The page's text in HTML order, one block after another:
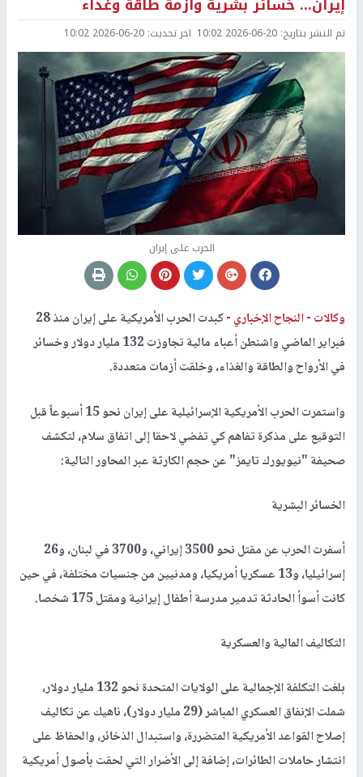
إيران... خسائر بشرية وأزمة طاقة وغذاء
تم النشر بتاريخ: 2026-06-20 10:02 اخر تحديث: 2026-06-20 10:02
الحرب على إيران
وكالات -النجاح الإخباري -
كبدت الحرب الأمريكية على إيران منذ 28
فبراير الماضي واشنطن أعباء مالية تجاوزت 132 مليار دولار وخسائر
في الأرواح والطاقة والغذاء، وخلقت أزمات متعددة.
واستمرت الحرب الأمريكية الإسرائيلية على إيران نحو 15 أسبوعاً قبل
التوقيع على مذكرة تفاهم كي تفضي لاحقا إلى اتفاق سلام، لتكشف
صحيفة "نيويورك تايمز" عن حجم الكارثة عبر المحاور التالية:
الخسائر البشرية
أسفرت الحرب عن مقتل نحو 3500 إيراني، و3700 في لبنان، و26
إسرائيليا، و13 عسكريا أمريكيا، ومدنيين من جنسيات مختلفة، في حين
كانت أسوأ الحادثة تدمير مدرسة أطفال إيرانية ومقتل 175 شخصا.
التكاليف المالية والعسكرية
بلغت التكلفة الإجمالية على الولايات المتحدة نحو 132 مليار دولار،
شملت الإنفاق العسكري المباشر (29 مليار دولار)، ناهيك عن تكاليف
إصلاح القواعد الأمريكية المتضررة، واستبدال الذخائر، والحفاظ على
انتشار حاملات الطائرات، إضافة إلى الأضرار التي لحقت بأصول أمريكية